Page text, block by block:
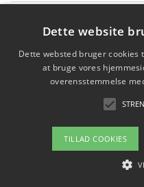
får du indgår et
Hold et møde med en
mest professionelle til at
Copyright
Om / kontakt
Dette website
Dette websted bruger
at bruge vores
overensstemmelse
TILLAD COOKIES